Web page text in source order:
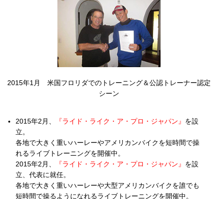
2015年1月 米国フロリダでのトレーニング＆公認トレーナー認定
シーン
2015年2月、 『ライド・ライク・ア・プロ・ジャパン』 を設
立。
各地で大きく重いハーレーやアメリカンバイクを短時間で操
れるライブトレーニングを開催中。
2015年2月、
『ライド・ライク・ア・プロ・ジャパン』 を設
立、代表に就任。
各地で大きく重いハーレーや大型アメリカンバイクを誰でも
短時間で操るようになれるライブトレーニングを開催中。